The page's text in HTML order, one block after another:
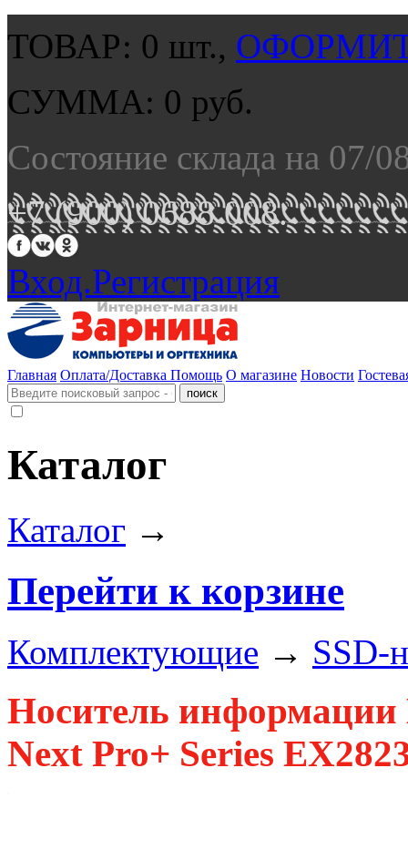
ТОВАР: 0 шт.,
СУММА: 0 руб.
Состояние склада на 07/
+7 (900) 0688 008.
Вход.Регистрация
Главная Оплата/Доставка Помощь О магазине Новости
Каталог
Каталог →
Перейти к корзине
Комплектующие → SSD-
Носитель информации
Next Pro+ Series